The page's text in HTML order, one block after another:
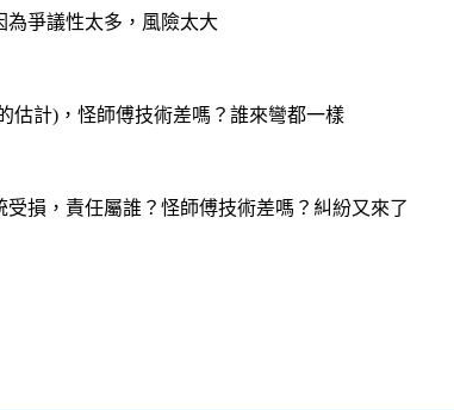
爭議性太多，風險太大
估計)，怪師傅技術差嗎？誰來彎都一樣
損，責任屬誰？怪師傅技術差嗎？糾紛又來了